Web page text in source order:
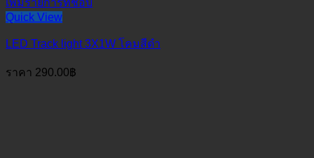
เพิ่มรายการที่ชอบ
Quick View
LED Track light 3X1W โคมสีดำ
ราคา 290.00฿